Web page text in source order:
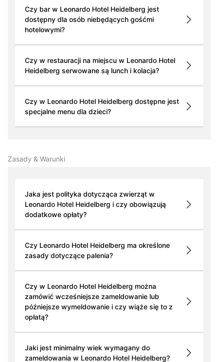
Czy bar w Leonardo Hotel Heidelberg jest
dostępny dla osób niebędących gośćmi
hotelowymi?
Czy w restauracji na miejscu w Leonardo Hotel
Heidelberg serwowane są lunch i kolacja?
Czy w Leonardo Hotel Heidelberg dostępne jest
specjalne menu dla dzieci?
Zasady & Warunki
Jaka jest polityka dotycząca zwierząt w
Leonardo Hotel Heidelberg i czy obowiązują
dodatkowe opłaty?
Czy Leonardo Hotel Heidelberg ma określone
zasady dotyczące palenia?
Czy w Leonardo Hotel Heidelberg można
zamówić wcześniejsze zameldowanie lub
późniejsze wymeldowanie i czy wiąże się to z
opłatą?
Jaki jest minimalny wiek wymagany do
zameldowania w Leonardo Hotel Heidelberg?